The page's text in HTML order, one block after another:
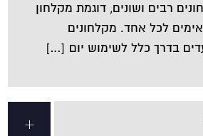
רבים ושונים, דוגמת מקלחון
לכל אחד. מקלחונים
בדרך כלל לשימוש יום […]
+